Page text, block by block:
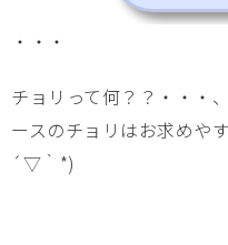
・・・
チョリって何？？・・
ースのチョリはお求めや
´▽｀*)